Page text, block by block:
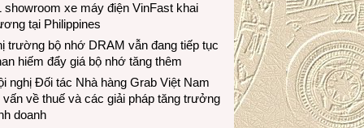
showroom xe máy điện VinFast khai
tại Philippines
trường bộ nhớ DRAM vẫn đang tiếp tục
hiếm đẩy giá bộ nhớ tăng thêm
nghị Đối tác Nhà hàng Grab Việt Nam
về thuế và các giải pháp tăng trưởng
doanh